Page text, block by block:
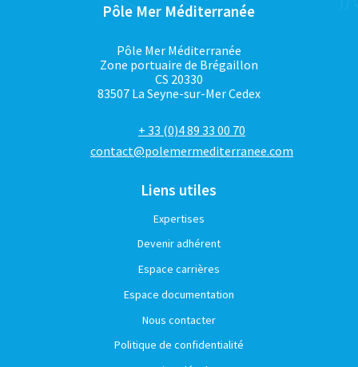
Pôle Mer Méditerranée
Pôle Mer Méditerranée
Zone portuaire de Brégaillon
CS 20330
83507 La Seyne-sur-Mer Cedex
+ 33 (0)4 89 33 00 70
contact@polemermediterranee.com
Liens utiles
Expertises
Devenir adhérent
Espace carrières
Espace documentation
Nous contacter
Politique de confidentialité